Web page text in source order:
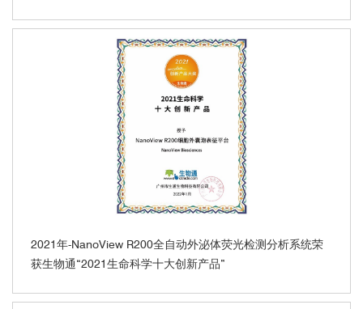
2021年-NanoView R200全自动外泌体荧光检测分析系统荣
获生物通“2021生命科学十大创新产品”